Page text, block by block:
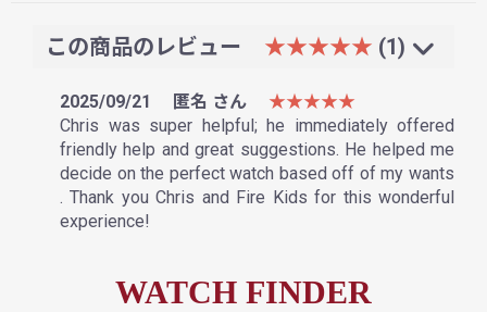
この商品のレビュー ★★★★★ (1)
2025/09/21 匿名 さん
★★★★★
Chris was super helpful; he immediately offered
friendly help and great suggestions. He helped me
decide on the perfect watch based off of my wants
. Thank you Chris and Fire Kids for this wonderful
experience!
WATCH FINDER